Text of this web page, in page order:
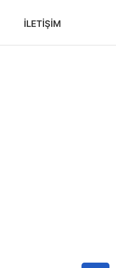
İLETIŞIM